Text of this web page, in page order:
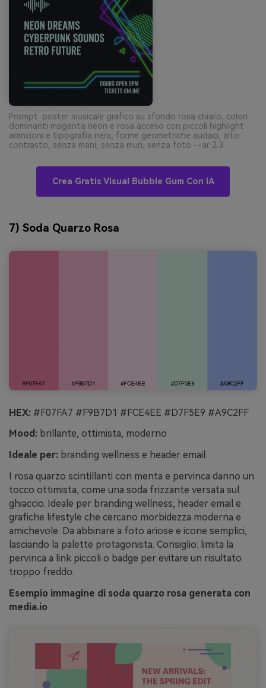
Prompt: poster musicale grafico su sfondo rosa chiaro, colori
dominanti magenta neon e rosa acceso con piccoli highlight
arancioni e tipografia nera, forme geometriche audaci, alto
contrasto, senza mani, senza muri, senza foto --ar 2:3
Crea Gratis Visual Bubble Gum Con IA
7) Soda Quarzo Rosa
HEX: #F07FA7 #F9B7D1 #FCE4EE #D7F5E9 #A9C2FF
Mood: brillante, ottimista, moderno
Ideale per: branding wellness e header email
I rosa quarzo scintillanti con menta e pervinca danno un
tocco ottimista, come una soda frizzante versata sul
ghiaccio. Ideale per branding wellness, header email e
grafiche lifestyle che cercano morbidezza moderna e
amichevole. Da abbinare a foto ariose e icone semplici,
lasciando la palette protagonista. Consiglio: limita la
pervinca a link piccoli o badge per evitare un risultato
troppo freddo.
Esempio immagine di soda quarzo rosa generata con
media.io